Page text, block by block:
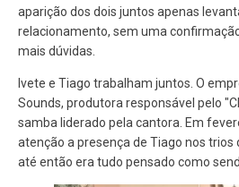
aparição dos dois juntos apenas
relacionamento, sem uma
mais dúvidas.
Ivete e Tiago trabalham juntos. O
Sounds, produtora responsável pelo
samba liderado pela cantora. Em
atenção a presença de Tiago nos trios
até então era tudo pensado como